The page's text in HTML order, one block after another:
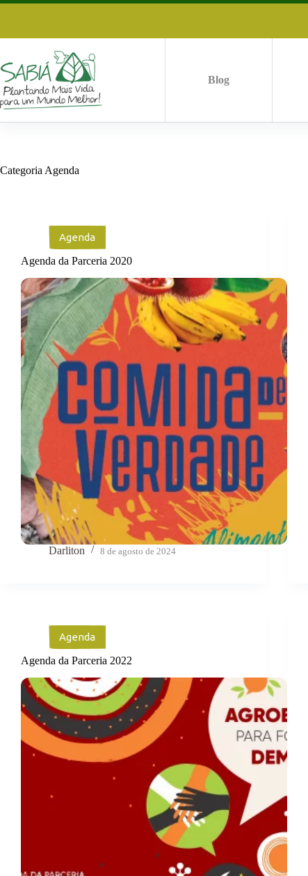
Pular
Blog
Categoria Agenda
Agenda
Agenda da Parceria 2020
Darliton 8 de agosto de 2024
Agenda
Agenda da Parceria 2022